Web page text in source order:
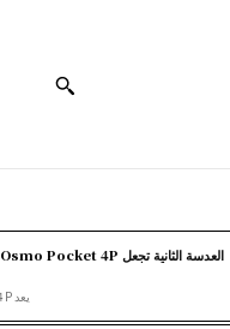
يعد Osmo Pocket 4P من DJI عرضًا...